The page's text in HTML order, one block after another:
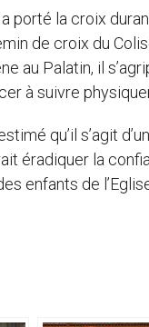
porté la croix
de croix du
au Palatin, il
à suivre
qu’il s’agit
éradiquer la
enfants de